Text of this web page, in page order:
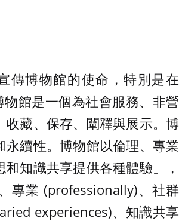
傳博物館的使命，特別是在
館是一個為社會服務、非營
藏、保存、闡釋與展示。博
續性。博物館以倫理、專業
知識共享提供各種體驗」，
專業 (professionally)、社群
experiences)、知識共享